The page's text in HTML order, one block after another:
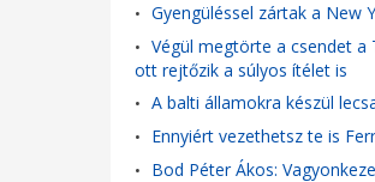
• Gyengüléssel zártak a New
• Végül megtörte a csendet a
ott rejtőzik a súlyos ítélet is
• A balti államokra készül
• Ennyiért vezethetsz te is
• Bod Péter Ákos: